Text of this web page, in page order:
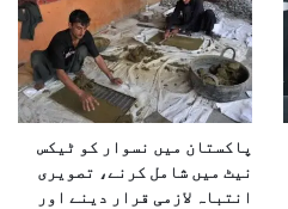
پاکستان میں نسوار کو ٹیکس
نیٹ میں شامل کرنے، تصویری
انتباہ لازمی قرار دینے اور